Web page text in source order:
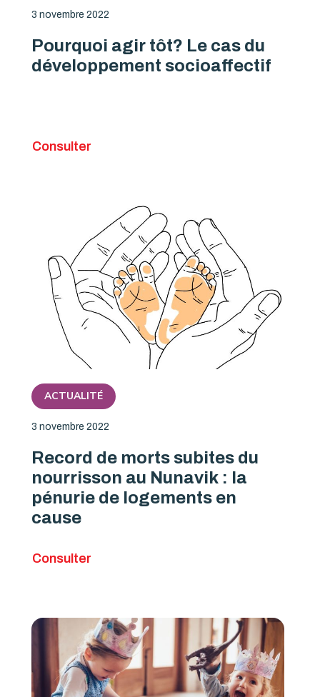
3 novembre 2022
Pourquoi agir tôt? Le cas du
développement socioaffectif
Consulter
ACTUALITÉ
3 novembre 2022
Record de morts subites du
nourrisson au Nunavik : la
pénurie de logements en
cause
Consulter